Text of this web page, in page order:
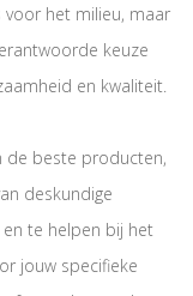
voor het milieu, maar
keuze
en kwaliteit.
de beste producten,
deskundige
te helpen bij het
jouw specifieke